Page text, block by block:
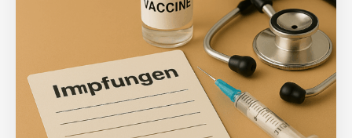
Medikamenten-Tipps
Ratgeber & Lebenshilfe